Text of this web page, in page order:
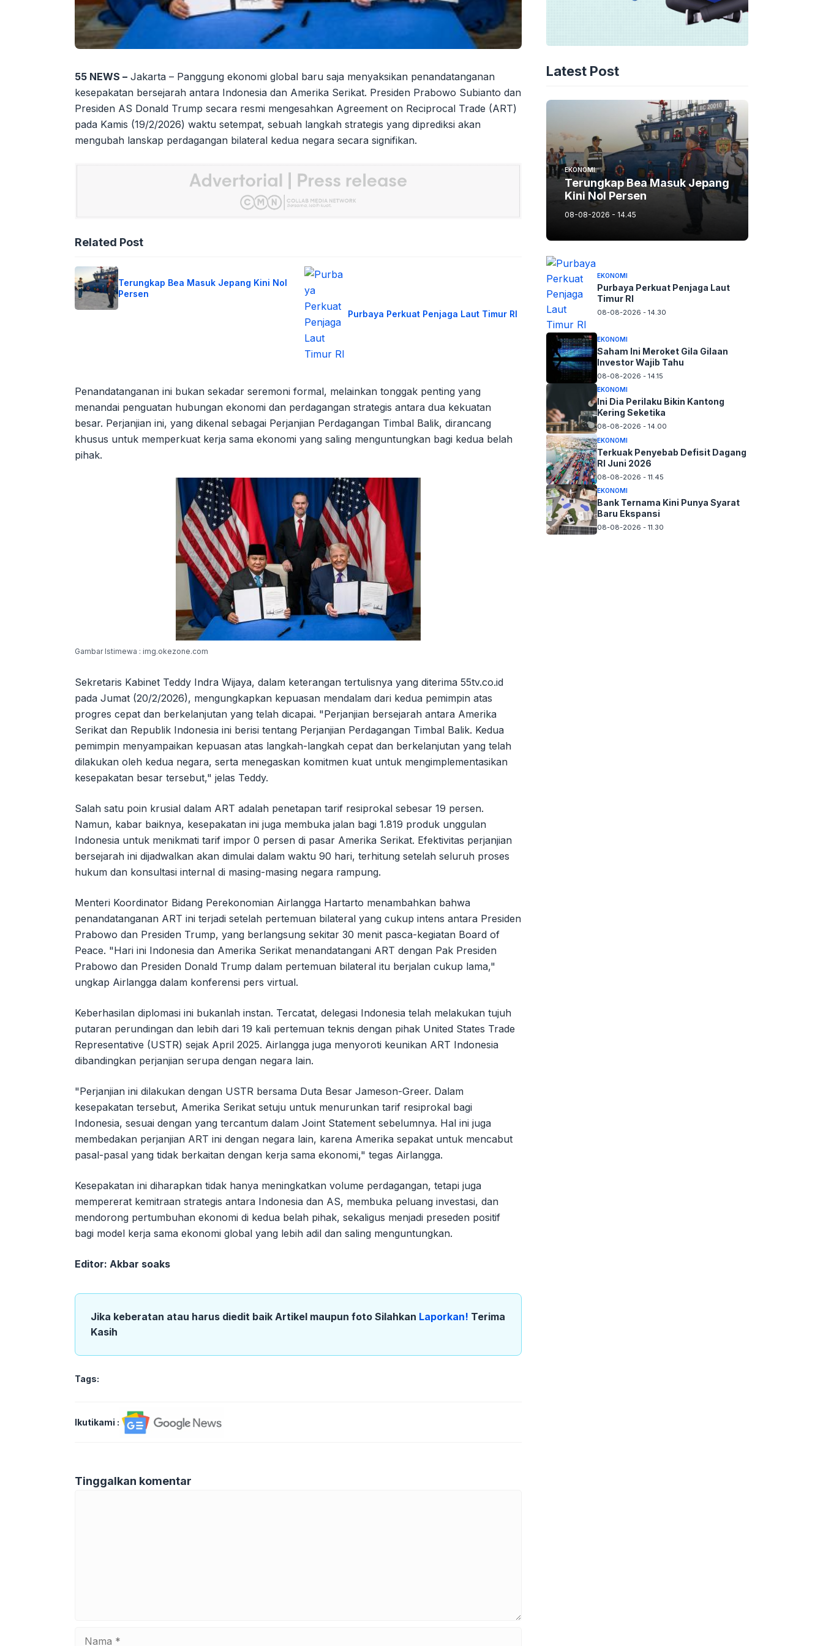
55 NEWS – Jakarta – Panggung ekonomi global baru saja menyaksikan penandatanganan
kesepakatan bersejarah antara Indonesia dan Amerika Serikat. Presiden Prabowo Subianto dan
Presiden AS Donald Trump secara resmi mengesahkan Agreement on Reciprocal Trade (ART)
pada Kamis (19/2/2026) waktu setempat, sebuah langkah strategis yang diprediksi akan
mengubah lanskap perdagangan bilateral kedua negara secara signifikan.
Related Post
Terungkap Bea Masuk Jepang Kini Nol
Persen
Purbaya Perkuat Penjaga Laut Timur RI
Penandatanganan ini bukan sekadar seremoni formal, melainkan tonggak penting yang
menandai penguatan hubungan ekonomi dan perdagangan strategis antara dua kekuatan
besar. Perjanjian ini, yang dikenal sebagai Perjanjian Perdagangan Timbal Balik, dirancang
khusus untuk memperkuat kerja sama ekonomi yang saling menguntungkan bagi kedua belah
pihak.
Gambar Istimewa : img.okezone.com
Sekretaris Kabinet Teddy Indra Wijaya, dalam keterangan tertulisnya yang diterima 55tv.co.id
pada Jumat (20/2/2026), mengungkapkan kepuasan mendalam dari kedua pemimpin atas
progres cepat dan berkelanjutan yang telah dicapai. "Perjanjian bersejarah antara Amerika
Serikat dan Republik Indonesia ini berisi tentang Perjanjian Perdagangan Timbal Balik. Kedua
pemimpin menyampaikan kepuasan atas langkah-langkah cepat dan berkelanjutan yang telah
dilakukan oleh kedua negara, serta menegaskan komitmen kuat untuk mengimplementasikan
kesepakatan besar tersebut," jelas Teddy.
Salah satu poin krusial dalam ART adalah penetapan tarif resiprokal sebesar 19 persen.
Namun, kabar baiknya, kesepakatan ini juga membuka jalan bagi 1.819 produk unggulan
Indonesia untuk menikmati tarif impor 0 persen di pasar Amerika Serikat. Efektivitas perjanjian
bersejarah ini dijadwalkan akan dimulai dalam waktu 90 hari, terhitung setelah seluruh proses
hukum dan konsultasi internal di masing-masing negara rampung.
Menteri Koordinator Bidang Perekonomian Airlangga Hartarto menambahkan bahwa
penandatanganan ART ini terjadi setelah pertemuan bilateral yang cukup intens antara Presiden
Prabowo dan Presiden Trump, yang berlangsung sekitar 30 menit pasca-kegiatan Board of
Peace. "Hari ini Indonesia dan Amerika Serikat menandatangani ART dengan Pak Presiden
Prabowo dan Presiden Donald Trump dalam pertemuan bilateral itu berjalan cukup lama,"
ungkap Airlangga dalam konferensi pers virtual.
Keberhasilan diplomasi ini bukanlah instan. Tercatat, delegasi Indonesia telah melakukan tujuh
putaran perundingan dan lebih dari 19 kali pertemuan teknis dengan pihak United States Trade
Representative (USTR) sejak April 2025. Airlangga juga menyoroti keunikan ART Indonesia
dibandingkan perjanjian serupa dengan negara lain.
"Perjanjian ini dilakukan dengan USTR bersama Duta Besar Jameson-Greer. Dalam
kesepakatan tersebut, Amerika Serikat setuju untuk menurunkan tarif resiprokal bagi
Indonesia, sesuai dengan yang tercantum dalam Joint Statement sebelumnya. Hal ini juga
membedakan perjanjian ART ini dengan negara lain, karena Amerika sepakat untuk mencabut
pasal-pasal yang tidak berkaitan dengan kerja sama ekonomi," tegas Airlangga.
Kesepakatan ini diharapkan tidak hanya meningkatkan volume perdagangan, tetapi juga
mempererat kemitraan strategis antara Indonesia dan AS, membuka peluang investasi, dan
mendorong pertumbuhan ekonomi di kedua belah pihak, sekaligus menjadi preseden positif
bagi model kerja sama ekonomi global yang lebih adil dan saling menguntungkan.
Editor: Akbar soaks
Jika keberatan atau harus diedit baik Artikel maupun foto Silahkan Laporkan! Terima
Kasih
Tags:
Ikutikami :
Tinggalkan komentar
Latest Post
EKONOMI
Terungkap Bea Masuk Jepang
Kini Nol Persen
08-08-2026 - 14.45
EKONOMI
Purbaya Perkuat Penjaga Laut
Timur RI
08-08-2026 - 14.30
EKONOMI
Saham Ini Meroket Gila Gilaan
Investor Wajib Tahu
08-08-2026 - 14.15
EKONOMI
Ini Dia Perilaku Bikin Kantong
Kering Seketika
08-08-2026 - 14.00
EKONOMI
Terkuak Penyebab Defisit Dagang
RI Juni 2026
08-08-2026 - 11.45
EKONOMI
Bank Ternama Kini Punya Syarat
Baru Ekspansi
08-08-2026 - 11.30